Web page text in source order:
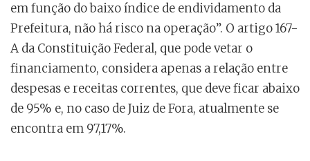
em função do baixo índice de endividamento da
Prefeitura, não há risco na operação”. O artigo 167-
A da Constituição Federal, que pode vetar o
financiamento, considera apenas a relação entre
despesas e receitas correntes, que deve ficar abaixo
de 95% e, no caso de Juiz de Fora, atualmente se
encontra em 97,17%.